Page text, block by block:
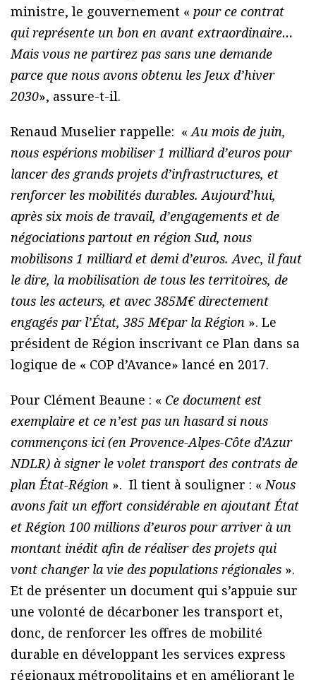
ministre, le gouvernement « pour ce contrat
qui représente un bon en avant extraordinaire…
Mais vous ne partirez pas sans une demande
parce que nous avons obtenu les Jeux d’hiver
2030», assure-t-il.
Renaud Muselier rappelle: «Au mois de juin,
nous espérions mobiliser 1 milliard d’euros pour
lancer des grands projets d’infrastructures, et
renforcer les mobilités durables. Aujourd’hui,
après six mois de travail, d’engagements et de
négociations partout en région Sud, nous
mobilisons 1 milliard et demi d’euros. Avec, il faut
le dire, la mobilisation de tous les territoires, de
tous les acteurs, et avec 385M€ directement
engagés par l’État, 385 M€par la Région ». Le
président de Région inscrivant ce Plan dans sa
logique de « COP d’Avance» lancé en 2017.
Pour Clément Beaune : « Ce document est
exemplaire et ce n’est pas un hasard si nous
commençons ici (en Provence-Alpes-Côte d’Azur
NDLR) à signer le volet transport des contrats de
plan État-Région ». Il tient à souligner : «Nous
avons fait un effort considérable en ajoutant État
et Région 100 millions d’euros pour arriver à un
montant inédit afin de réaliser des projets qui
vont changer la vie des populations régionales ».
Et de présenter un document qui s’appuie sur
une volonté de décarboner les transport et,
donc, de renforcer les offres de mobilité
durable en développant les services express
régionaux métropolitains et en améliorant le